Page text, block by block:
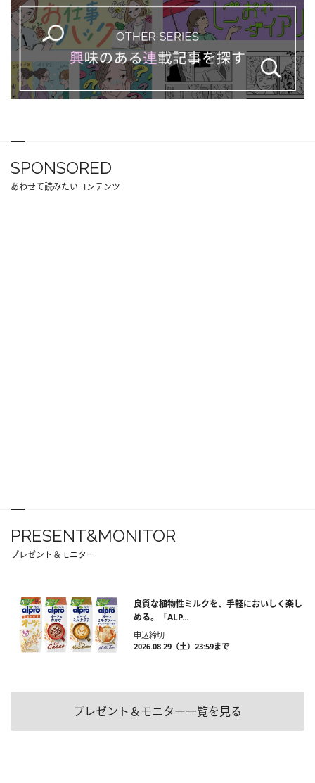
SPONSORED
あわせて読みたいコンテンツ
PRESENT&MONITOR
プレゼント＆モニター
良質な植物性ミルクを、手軽においしく楽し
める。「ALP...
申込締切
2026.08.29（土）23:59まで
プレゼント＆モニター一覧を見る